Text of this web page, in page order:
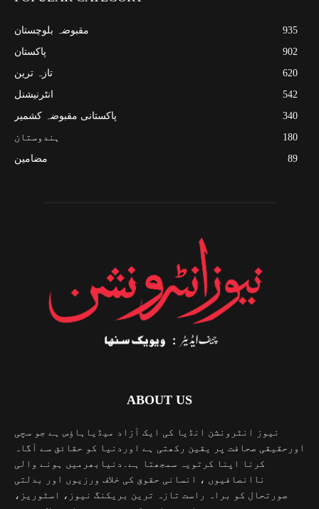
مقبوضہ بلوچستان
935
پاکستان
902
تازہ ترین
620
انٹرنیشنل
542
پاکستانی مقبوضہ کشمیر
340
ہندوستان
180
مضامین
89
ABOUT US
نیوز انٹرونشن انڈیا کی ایک آزاد میڈیاہاؤس ہے جو سچی
اورحقیقی صحافت پر یقین رکھتی ہے اوردنیا کو حقائق سے آگاہ
کرنا اپنا کرتویہ سمجھتا ہے۔دنیابھرمیں ہونے والی
ناانصافیوں ، انسانی حقوق کی خلاف ورزیوں اور بدلتی
صورتحال کو براہ راست تازہ ترین بریکنگ نیوز، اسٹوریز،